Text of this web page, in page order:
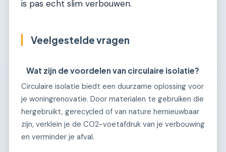
is pas echt slim verbouwen.
Veelgestelde vragen
Wat zijn de voordelen van circulaire isolatie?
Circulaire isolatie biedt een duurzame oplossing voor
je woningrenovatie. Door materialen te gebruiken die
hergebruikt, gerecycled of van nature hernieuwbaar
zijn, verklein je de CO2-voetafdruk van je verbouwing
en verminder je afval.